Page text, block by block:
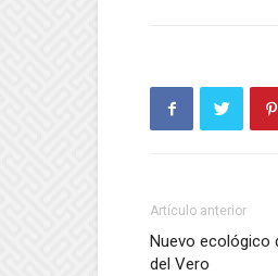
Artículo anterior
Nuevo ecológico
del Vero